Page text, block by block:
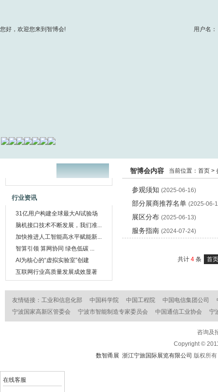
您好，欢迎您来到智博会! 用户名：
行业资讯
31亿用户构建全球最大AI试验场
脑机接口技术不断发展，我们准...
加快推进人工智能高水平赋能新...
智算引领 算网协同 绿色低碳 ...
AI为核心的“虚拟实验室”创建
互联网行业高质量发展成效显著
智博会内容 当前位置： 首页>
参观须知 (2025-06-16)
部分展商推荐名单 (2025-06-
展区分布 (2025-06-13)
服务指南 (2024-07-24)
共计 4 条 首页
友情链接： 工业和信息化部 中国科学院 中国工程院 中国电信集团公司
宁波国家高新区管委会
宁波市智能制造专家委员会 中国通信工业协会 宁
咨询及
Copyright ©
数智甬展 浙江宁旅国际展览有限公司 版权所
在线客服